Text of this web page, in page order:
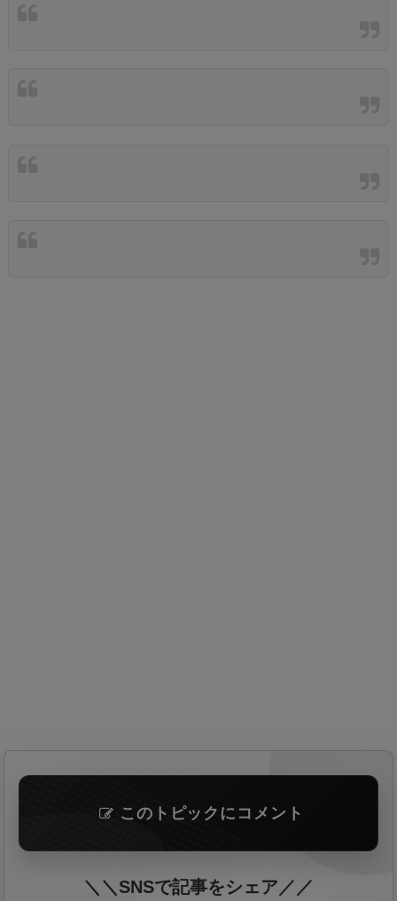
このトピックにコメント
＼＼SNSで記事をシェア／／